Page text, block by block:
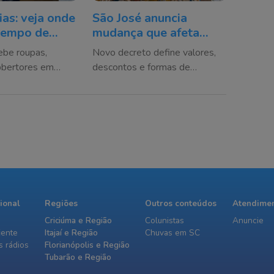
veja onde
de
em SC
roupas,
em
São José anuncia
mudança que afeta
quem pretende
construir
Novo decreto define valores,
descontos e formas de
rádios
Regiões
Criciúma e Região
Itajaí e Região
Florianópolis e Região
Tubarão e Região
Outros conteúdos
Colunistas
Chuvas em SC
Anuncie